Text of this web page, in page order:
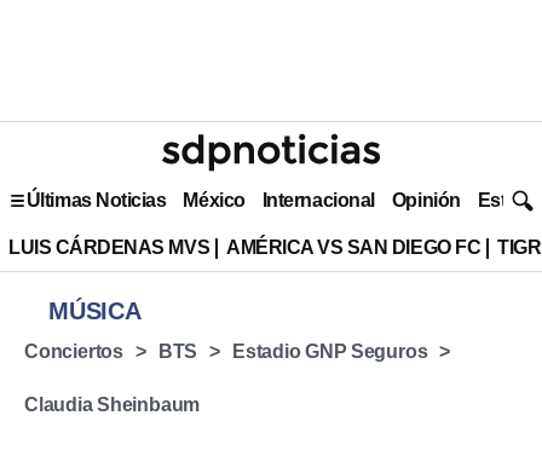
Últimas Noticias México Internacional Opinión Estilo
LUIS CÁRDENAS MVS AMÉRICA VS SAN DIEGO FC
MÚSICA
Conciertos BTS Estadio GNP Seguros
Claudia Sheinbaum